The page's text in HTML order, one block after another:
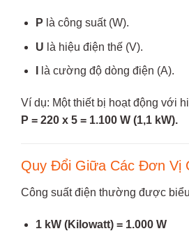
P là công suất (W).
U là hiệu điện thế (V).
là cường độ dòng điện (A).
Ví dụ: Một thiết bị hoạt động với
P = 220 x 5 = 1.100 W (1,1 kW).
Quy Đổi Giữa Các Đơn Vị
Công suất điện thường được
1 kW (Kilowatt) = 1.000 W